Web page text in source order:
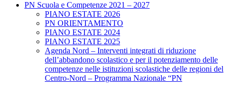
PN Scuola e Competenze 2021 – 2027
PIANO ESTATE 2026
PN ORIENTAMENTO
PIANO ESTATE 2024
PIANO ESTATE 2025
Agenda Nord – Interventi integrati di riduzione
dell’abbandono scolastico e per il potenziamento delle
competenze nelle istituzioni scolastiche delle regioni del
Centro-Nord – Programma Nazionale “PN